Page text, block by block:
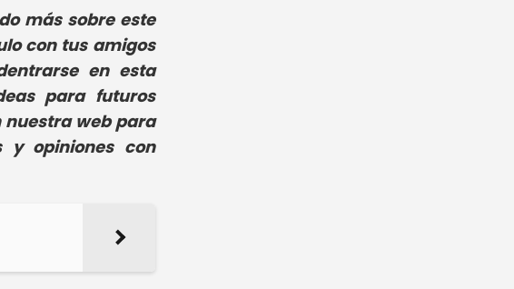
más sobre este
con tus amigos
en esta
para futuros
nuestra web para
y opiniones con